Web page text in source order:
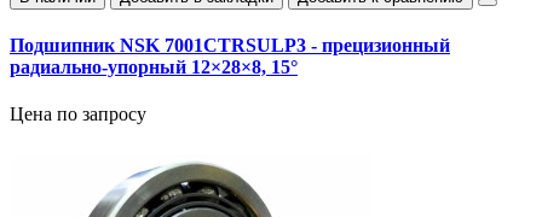
Подшипник NSK 7001CTRSULP3 - прецизионный
радиально-упорный 12×28×8, 15°
Цена по запросу